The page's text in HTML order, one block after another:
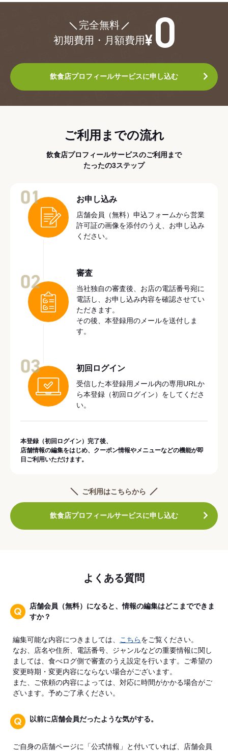
完全無料
初期費用・月額費用
飲食店プロフィールサービスに申し込む
ご利用までの流れ
飲食店プロフィールサービスのご利用まで
たったの3ステップ
お申し込み
店舗会員（無料）申込フォームから営業
許可証の画像を添付のうえ、お申し込み
ください。
審査
当社独自の審査後、お店の電話番号宛に
電話し、お申し込み内容を確認させてい
ただきます。
その後、本登録用のメールを送付しま
す。
初回ログイン
受信した本登録用メール内の専用URLか
ら本登録（初回ログイン）をしてくださ
い。
本登録（初回ログイン）完了後、
店舗情報の編集をはじめ、クーポン情報やメニューなどの機能が即
日ご利用いただけます。
ご利用はこちらから
飲食店プロフィールサービスに申し込む
よくある質問
店舗会員（無料）になると、情報の編集はどこまでできま
すか？
編集可能な内容につきましては、 こちらをご覧ください。
なお、店名や住所、電話番号、ジャンルなどの重要情報に関し
ましては、食べログ側で審査のうえ設定を行います。ご希望の
変更時期・変更内容にならない場合がございます。
また、ご依頼の内容によっては、対応に時間がかかる場合がご
ざいます。予めご了承ください。
以前に店舗会員だったような気がする。
ご自身の店舗ページに「公式情報」と付いていれば、店舗会員